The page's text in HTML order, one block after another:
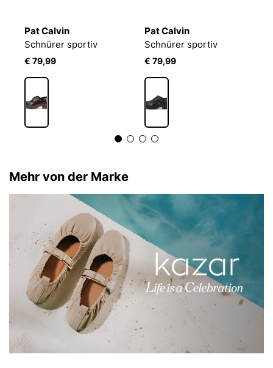
Pat Calvin
Schnürer sportiv
€ 79,99
Pat Calvin
Schnürer sportiv
€ 79,99
Mehr von der Marke